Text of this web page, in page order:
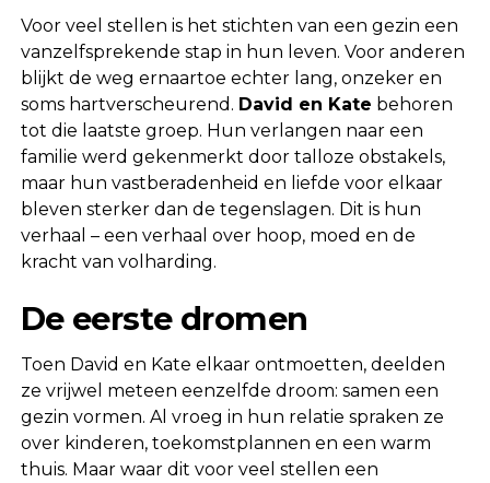
Voor veel stellen is het stichten van een gezin een
vanzelfsprekende stap in hun leven. Voor anderen
blijkt de weg ernaartoe echter lang, onzeker en
soms hartverscheurend. David en Kate behoren
tot die laatste groep. Hun verlangen naar een
familie werd gekenmerkt door talloze obstakels,
maar hun vastberadenheid en liefde voor elkaar
bleven sterker dan de tegenslagen. Dit is hun
verhaal – een verhaal over hoop, moed en de
kracht van volharding.
De eerste dromen
Toen David en Kate elkaar ontmoetten, deelden
ze vrijwel meteen eenzelfde droom: samen een
gezin vormen. Al vroeg in hun relatie spraken ze
over kinderen, toekomstplannen en een warm
thuis. Maar waar dit voor veel stellen een